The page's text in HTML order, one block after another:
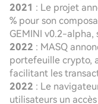
2021 : Le projet
% pour son
GEMINI v0.2-alpha,
2022 : MASQ
portefeuille crypto,
facilitant les
2022 : Le
utilisateurs un